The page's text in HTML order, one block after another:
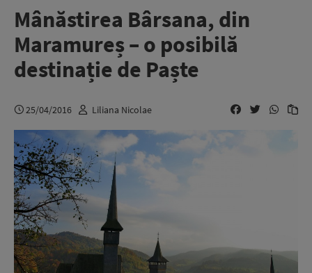
Mânăstirea Bârsana, din
Maramureș – o posibilă
destinație de Paște
25/04/2016 Liliana Nicolae